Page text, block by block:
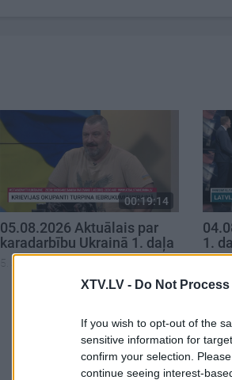
XTV.LV - Do Not
If you wish to opt-out of the
sensitive information for
confirm your selection.
continue seeing interest-
00:19:14
05.08.2026 Aktuālais par
karadarbību Ukrainā 1. daļa
5. augusts
1.